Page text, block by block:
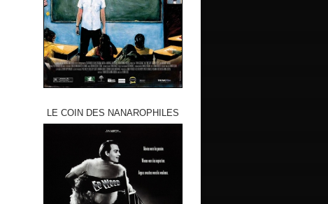
LE COIN DES NANAROPHILES